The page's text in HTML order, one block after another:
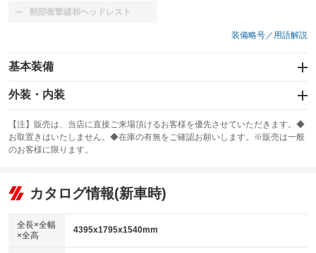
頸部衝撃緩和ヘッドレスト
：装備なし
装備略号／用語解説
基本装備
エアバッグ：運転席/助手席/サイド
：装備あり
：装備なし
サンルーフ
：装備なし ABS
リフトアップ
：装備なし
：装備なし
パワーウィンドウ
外装・内装
カーナビ：メモリーナビ他
：装備あり
TV：ワンセグ
：装備あり
ビジュアル：-／DVD再生
：装備あり
：装備あり
革シート
【注】販売は、当店に直接ご来場頂けるお客様を優先させていただきます。◆
お取置きはいたしません。◆在庫の有無をご確認お願いします。※販売は一般
のお客様に限ります。
カタログ情報(新車時)
全長×全幅
×全高
4395x1795x1540mm